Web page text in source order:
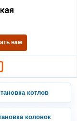
Газовая
нам
котлов
колонок